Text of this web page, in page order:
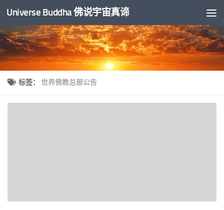
跳至内容
Universe Buddha 佛说宇宙真谛
标签： 世界佛教总部公告